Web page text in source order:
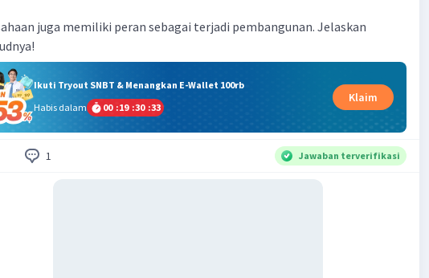
juga memiliki peran sebagai terjadi pembangunan. Jelaskan
Ikuti Tryout SNBT & Menangkan E-Wallet 100rb
Habis dalam
00 :19 :30 :32
Klaim
1 Jawaban terverifikasi